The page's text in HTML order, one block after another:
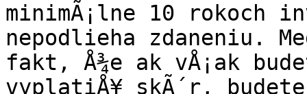
minimÃ¡lne 10 rokoch
nepodlieha zdaneniu.
fakt, Å¾e ak vÅ¡ak
vyplatiÅ¥ skÃ´r,